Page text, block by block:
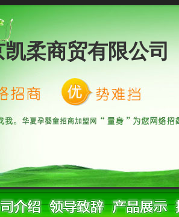
凯柔商贸有限公司